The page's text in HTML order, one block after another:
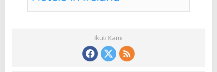
Ikuti Kami